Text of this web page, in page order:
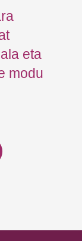
eta
modu